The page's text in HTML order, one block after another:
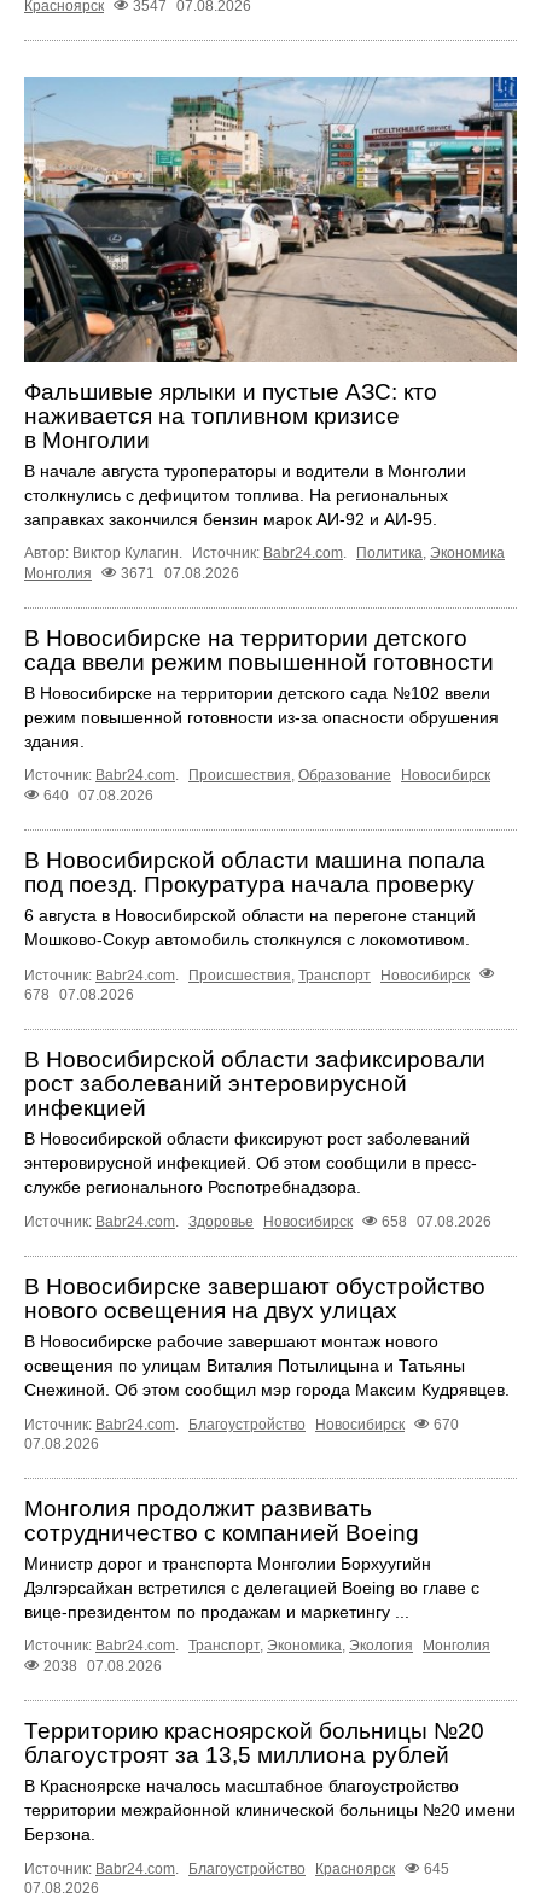
Красноярск 3547 07.08.2026
Фальшивые ярлыки и пустые АЗС: кто
наживается на топливном кризисе
в Монголии
В начале августа туроператоры и водители в Монголии
столкнулись с дефицитом топлива. На региональных
заправках закончился бензин марок АИ-92 и АИ-95.
Автор: Виктор Кулагин. Источник: Babr24.com. Политика, Экономика
Монголия
3671 07.08.2026
В Новосибирске на территории детского
сада ввели режим повышенной готовности
В Новосибирске на территории детского сада №102 ввели
режим повышенной готовности из-за опасности обрушения
здания.
Источник: Babr24.com. Происшествия, Образование
Новосибирск
640 07.08.2026
В Новосибирской области машина попала
под поезд. Прокуратура начала проверку
6 августа в Новосибирской области на перегоне станций
Мошково-Сокур автомобиль столкнулся с локомотивом.
Источник: Babr24.com Происшествия Транспорт
Новосибирск
678
07.08.2026
В Новосибирской области зафиксировали
рост заболеваний энтеровирусной
инфекцией
В Новосибирской области фиксируют рост заболеваний
энтеровирусной инфекцией. Об этом сообщили в пресс-
службе регионального Роспотребнадзора.
Источник: Babr24.com Здоровье Новосибирск 658 07.08.2026
В Новосибирске завершают обустройство
нового освещения на двух улицах
В Новосибирске рабочие завершают монтаж нового
освещения по улицам Виталия Потылицына и Татьяны
Снежиной. Об этом сообщил мэр города Максим Кудрявцев.
Источник: Babr24.com Благоустройство Новосибирск
670
07.08.2026
Монголия продолжит развивать
сотрудничество с компанией Boeing
Министр дорог и транспорта Монголии Борхуугийн
Дэлгэрсайхан встретился с делегацией Boeing во главе с
вице-президентом по продажам и маркетингу ...
Источник: Babr24.com Транспорт, Экономика Экология
Монголия
2038
07.08.2026
Территорию красноярской больницы №20
благоустроят за 13,5 миллиона рублей
В Красноярске началось масштабное благоустройство
территории межрайонной клинической больницы №20 имени
Берзона.
Источник: Babr24.com. Благоустройство Красноярск
645
07.08.2026